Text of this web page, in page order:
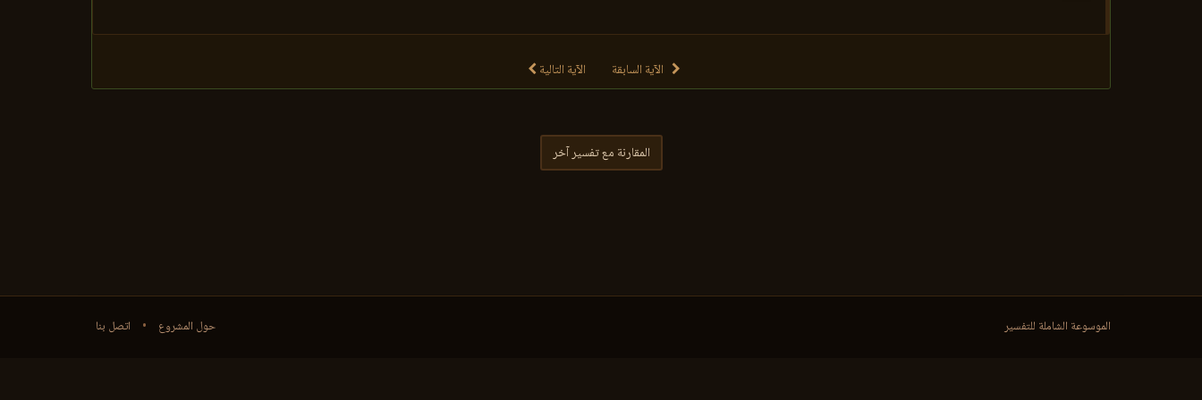
الآية السابقة الآية التالية
المقارنة مع تفسير آخر
حول المشروع • اتصل بنا الموسوعة الشاملة للتفسير